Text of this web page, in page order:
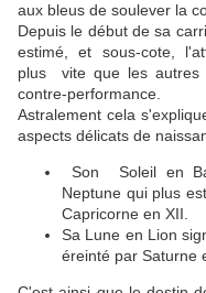
aux bleus de soulever la
Depuis le début de sa
estimé, et sous-cote,
plus vite que les autres
contre-performance.
Astralement cela
aspects délicats de
Son Soleil en
Neptune qui plus
Capricorne en XII.
Sa Lune en Lion
éreinté par Saturne